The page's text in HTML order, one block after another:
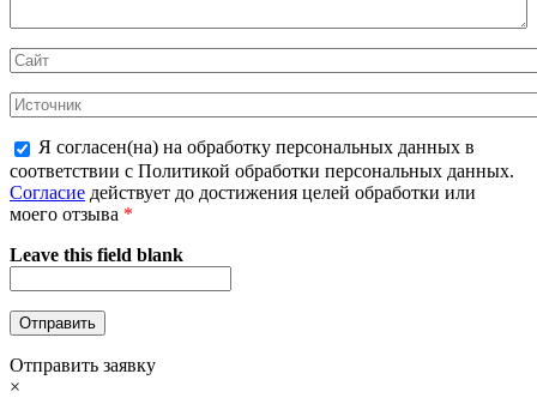
Я согласен(на) на обработку персональных данных в
соответствии с Политикой обработки персональных данных.
Согласие действует до достижения целей обработки или
моего отзыва *
Leave this field blank
Отправить заявку
×